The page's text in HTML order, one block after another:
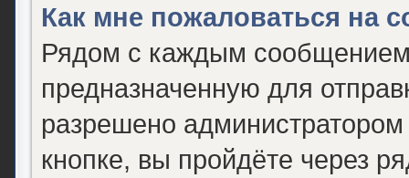
Как мне пожаловаться на
Рядом с каждым сообщением
предназначенную для
разрешено
кнопке, вы пройдёте через